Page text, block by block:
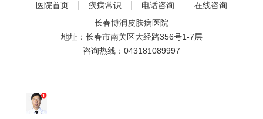
医院首页 疾病常识 电话咨询
在线咨询
长春博润皮肤病医院
地址：长春市南关区大经路356号1-7层
咨询热线： 043181089997